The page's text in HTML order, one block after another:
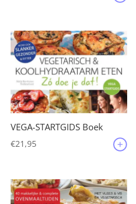
VEGA-STARTGIDS Boek
€21,95